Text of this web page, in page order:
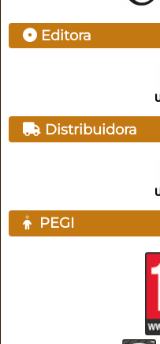
Editora
Distribuidora
PEGI